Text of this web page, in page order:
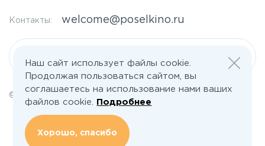
Контакты: welcome@poselkino.ru
© 2026 Все права защищены | poselkino.ru
ИП Маслов Дмитрий Валерьевич
ИНН 503406273833
+79647266008
142613, Московская область, Орехово-Зуево, ул. Северная, д.14, кв.145
Наш сайт использует файлы cookie.
Продолжая пользоваться сайтом, вы
соглашаетесь на использование нами ваших
файлов cookie.
Подробнее
Хорошо, спасибо